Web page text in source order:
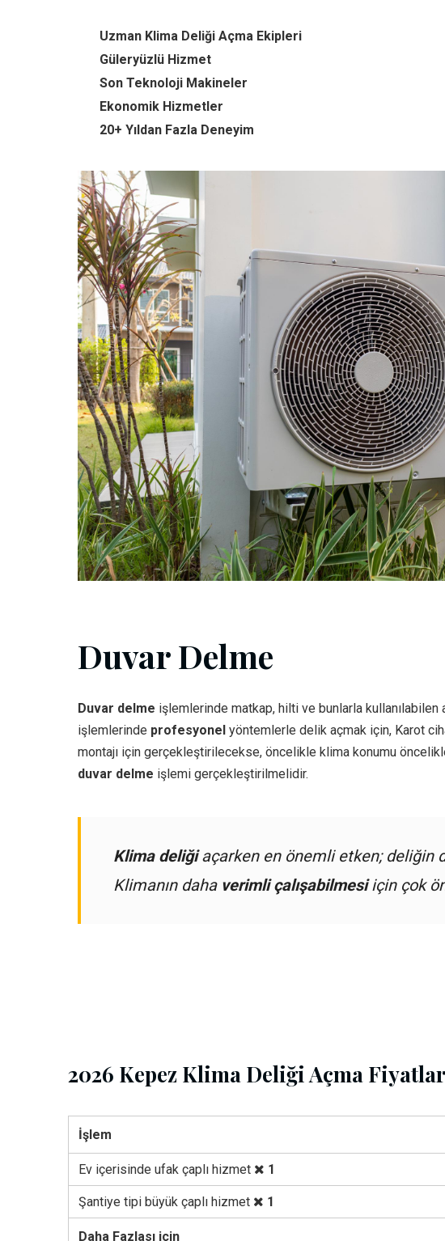
Uzman Klima Deliği Açma Ekipleri
Güleryüzlü Hizmet
Son Teknoloji Makineler
Ekonomik Hizmetler
20+ Yıldan Fazla Deneyim
Duvar Delme
Duvar delme işlemlerinde matkap, hilti ve bunlarla kullanılabilen
işlemlerinde profesyonel yöntemlerle delik açmak için, Karot
montajı için gerçekleştirilecekse, öncelikle klima konumu
duvar delme işlemi gerçekleştirilmelidir.
Klima deliğiaçarken en önemli etken; deliğin
Klimanın daha verimli çalışabilmesiiçin çok
2026 Kepez Klima Deliği Açma
İşlem
Ev içerisinde ufak çaplı hizmet 1
Şantiye tipi büyük çaplı hizmet 1
Daha Fazlası için